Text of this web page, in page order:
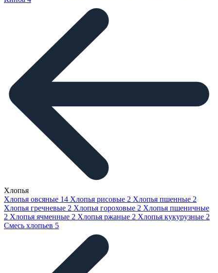
Хлопья
Хлопья овсяные 14 Хлопья рисовые 2 Хлопья пшенные 2
Хлопья гречневые 2 Хлопья гороховые 2 Хлопья пшеничные
2 Хлопья ячменные 2 Хлопья ржаные 2 Хлопья кукурузные 2
Смесь хлопьев 5